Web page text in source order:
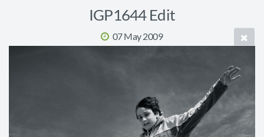
IGP1644 Edit
07 May 2009